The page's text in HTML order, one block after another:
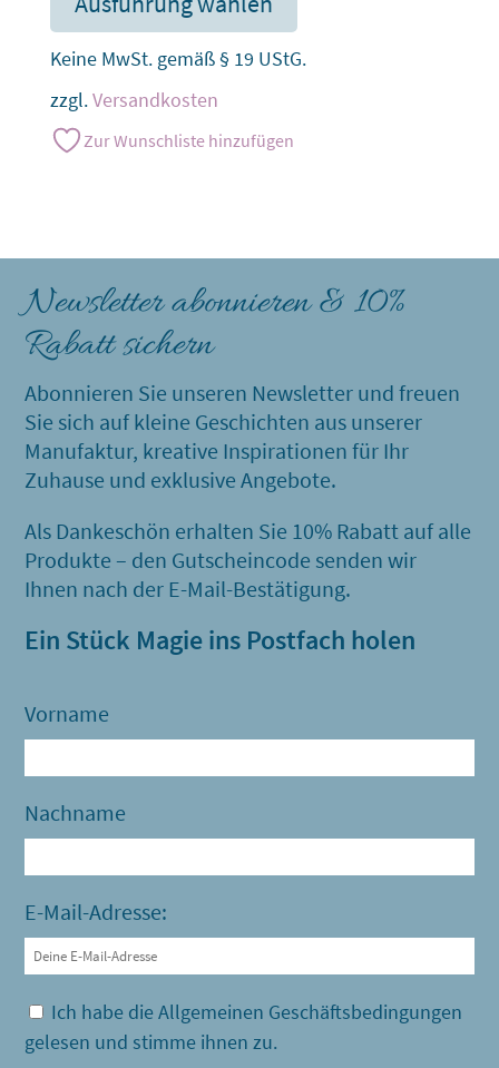
Keine MwSt. gemäß § 19 UStG.
zzgl.Versandkosten
Zur Wunschliste hinzufügen
Newsletter abonnieren & 10%
Rabatt sichern
Abonnieren Sie unseren Newsletter und freuen
Sie sich auf kleine Geschichten aus unserer
Manufaktur, kreative Inspirationen für Ihr
Zuhause und exklusive Angebote.
Als Dankeschön erhalten Sie 10% Rabatt auf alle
Produkte – den Gutscheincode senden wir
Ihnen nach der E-Mail-Bestätigung.
Ein Stück Magie ins Postfach holen
Vorname
Nachname
E-Mail-Adresse:
Ich habe die Allgemeinen Geschäftsbedingungen
gelesen und stimme ihnen zu.